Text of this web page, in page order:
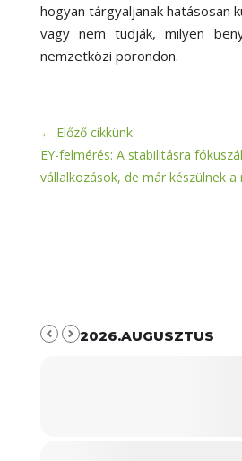
hogyan tárgyaljanak hatásosan
vagy nem tudják, milyen
nemzetközi porondon.
← Előző cikkünk
EY-felmérés: A stabilitásra
vállalkozások, de már készülnek a
2026.AUGUSZTUS